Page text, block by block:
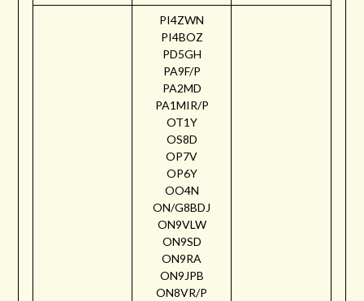
PI4ZWN
PI4BOZ
PD5GH
PA9F/P
PA2MD
PA1MIR/P
OT1Y
OS8D
OP7V
OP6Y
OO4N
ON/G8BDJ
ON9VLW
ON9SD
ON9RA
ON9JPB
ON8VR/P